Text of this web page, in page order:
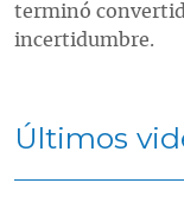
terminó
incertidumbre.
Últimos